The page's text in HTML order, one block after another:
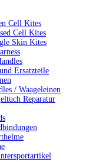
Cell Kites
Cell Kites
Skin Kites
Ersatzteile
/ Waageleinen
Reparatur